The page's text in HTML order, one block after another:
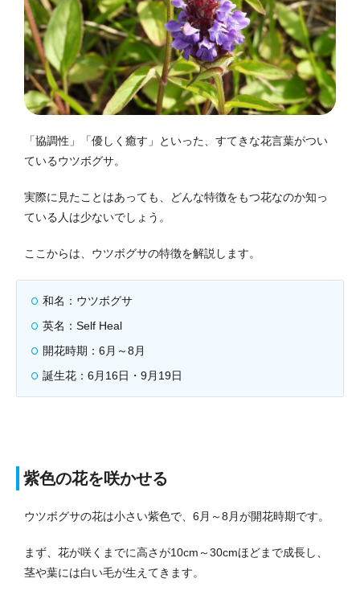
「協調性」「優しく癒す」といった、すてきな花言葉がつい
ているウツボグサ。
実際に見たことはあっても、どんな特徴をもつ花なのか知っ
ている人は少ないでしょう。
ここからは、ウツボグサの特徴を解説します。
和名：ウツボグサ
英名：Self Heal
開花時期：6月～8月
誕生花：6月16日・9月19日
紫色の花を咲かせる
ウツボグサの花は小さい紫色で、6月～8月が開花時期です。
まず、花が咲くまでに高さが10cm～30cmほどまで成長し、
茎や葉には白い毛が生えてきます。